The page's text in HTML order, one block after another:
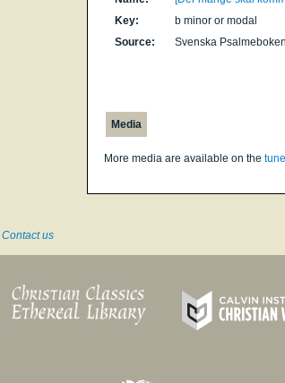
Key:
b minor or modal
Source:
Svenska
Media
More media are available on the
Contact us